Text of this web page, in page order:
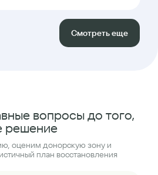
Смотреть еще
вопросы до того,
решение
оценим донорскую зону и
план восстановления